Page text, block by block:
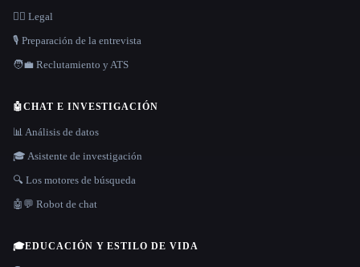
👩‍⚖️ Legal
🎙️ Preparación de la entrevista
🧑‍💼 Reclutamiento y ATS
🤖CHAT E INVESTIGACIÓN
📊 Análisis de datos
🎓 Asistente de investigación
🔍 Los motores de búsqueda
🤖💬 Robot de chat
🎓EDUCACIÓN Y ESTILO DE VIDA